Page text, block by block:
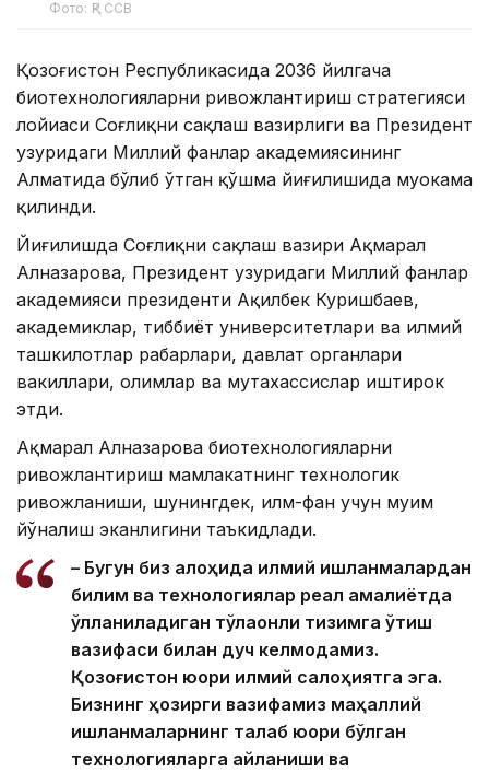
Фото: ҚР ССВ
Қозоғистон Республикасида 2036 йилгача
биотехнологияларни ривожлантириш стратегияси
лойиҳаси Соғлиқни сақлаш вазирлиги ва Президент
ҳузуридаги Миллий фанлар академиясининг
Алматида бўлиб ўтган қўшма йиғилишида муҳокама
қилинди.
Йиғилишда Соғлиқни сақлаш вазири Ақмарал
Алназарова, Президент ҳузуридаги Миллий фанлар
академияси президенти Ақилбек Куришбаев,
академиклар, тиббиёт университетлари ва илмий
ташкилотлар раҳбарлари, давлат органлари
вакиллари, олимлар ва мутахассислар иштирок
этди.
Ақмарал Алназарова биотехнологияларни
ривожлантириш мамлакатнинг технологик
ривожланиши, шунингдек, илм-фан учун муҳим
йўналиш эканлигини таъкидлади.
– Бугун биз алоҳида илмий ишланмалардан
билим ва технологиялар реал амалиётда
қўлланиладиган тўлақонли тизимга ўтиш
вазифаси билан дуч келмоқдамиз.
Қозоғистон юқори илмий салоҳиятга эга.
Бизнинг ҳозирги вазифамиз маҳаллий
ишланмаларнинг талаб юқори бўлган
технологияларга айланиши ва